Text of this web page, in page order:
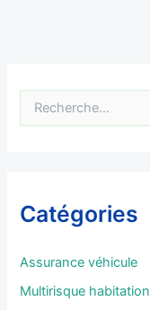
e
c
r
Catégories
Assurance véhicule
Multirisque habitation